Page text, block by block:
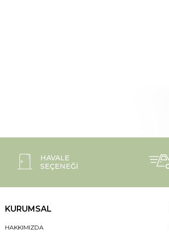
HAVALE
SEÇENEĞI
KURUMSAL
HAKKIMIZDA